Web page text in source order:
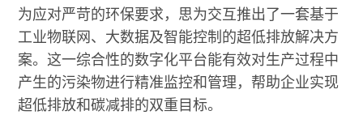
为应对严苛的环保要求，思为交互推出了一套基于
工业物联网、大数据及智能控制的超低排放解决方
案。这一综合性的数字化平台能有效对生产过程中
产生的污染物进行精准监控和管理，帮助企业实现
超低排放和碳减排的双重目标。